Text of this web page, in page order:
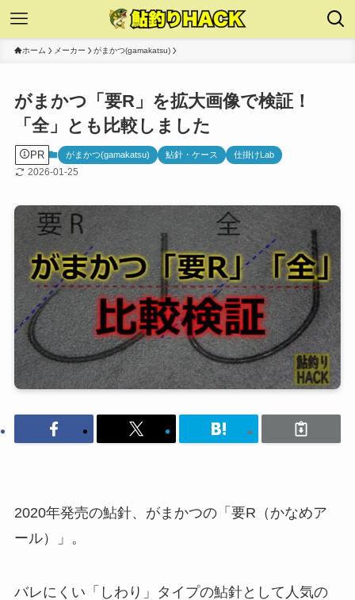
ホーム メーカー がまかつ(gamakatsu)
がまかつ「要R」を拡大画像で検証！
「全」とも比較しました
PR がまかつ(gamakatsu) 鮎針・ケース 仕掛けLab
2026-01-25
2020年発売の鮎針、がまかつの「要R（かなめア
ール）」。
バレにくい「しわり」タイプの鮎針として人気の